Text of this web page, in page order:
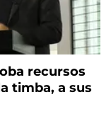
recursos
timba, a sus